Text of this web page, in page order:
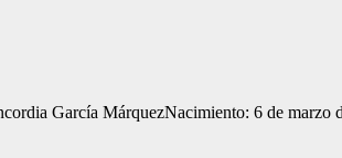
García MárquezNacimiento: 6 de